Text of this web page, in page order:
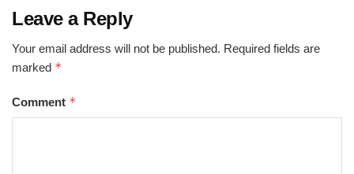
Leave a Reply
Your email address will not be published. Required fields are
marked *
Comment *